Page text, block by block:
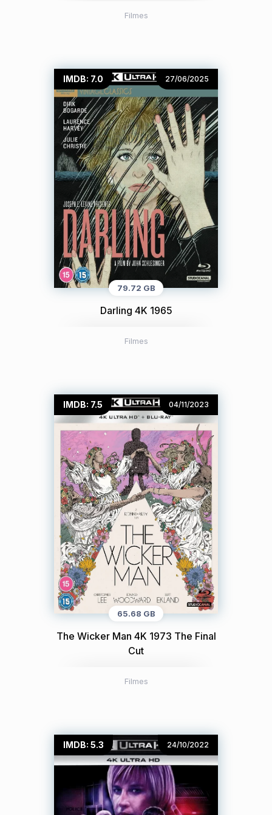
Filmes
IMDB: 7.0 27/06/2025
79.72 GB
Darling 4K 1965
Filmes
IMDB: 7.5 04/11/2023
65.68 GB
The Wicker Man 4K 1973 The Final
Cut
Filmes
IMDB: 5.3 24/10/2022